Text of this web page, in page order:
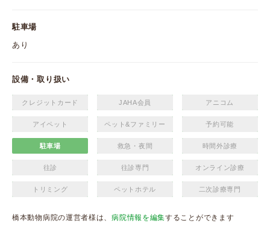
駐車場
あり
設備・取り扱い
クレジットカード JAHA会員 アニコム
アイペット ペット&ファミリー 予約可能
駐車場 救急・夜間 時間外診療
往診 往診専門 オンライン診療
トリミング ペットホテル 二次診療専門
橋本動物病院の運営者様は、病院情報を編集することができます